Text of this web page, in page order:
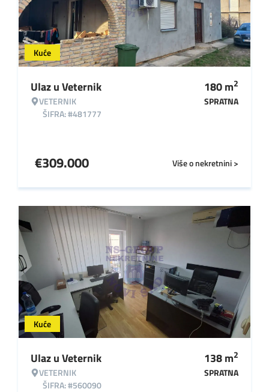
Kuće
Ulaz u Veternik
VETERNIK
ŠIFRA: #481777
180m2
SPRATNA
Više o nekretnini >
€309.000
Kuće
Ulaz u Veternik
VETERNIK
ŠIFRA: #560090
138m2
SPRATNA